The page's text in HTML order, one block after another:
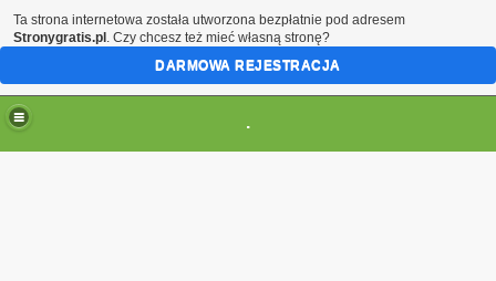
.
Ta strona internetowa została utworzona bezpłatnie pod adresem
Stronygratis.pl . Czy chcesz też mieć własną stronę?
DARMOWA REJESTRACJA